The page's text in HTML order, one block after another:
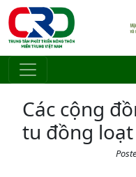
Skip to main content
Các cộng
tu đồng